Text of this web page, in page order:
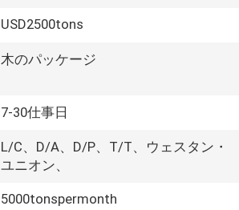
USD2500tons
木のパッケージ
7-30仕事日
L/C、D/A、D/P、T/T、ウェスタン・
ユニオン、
5000tonspermonth